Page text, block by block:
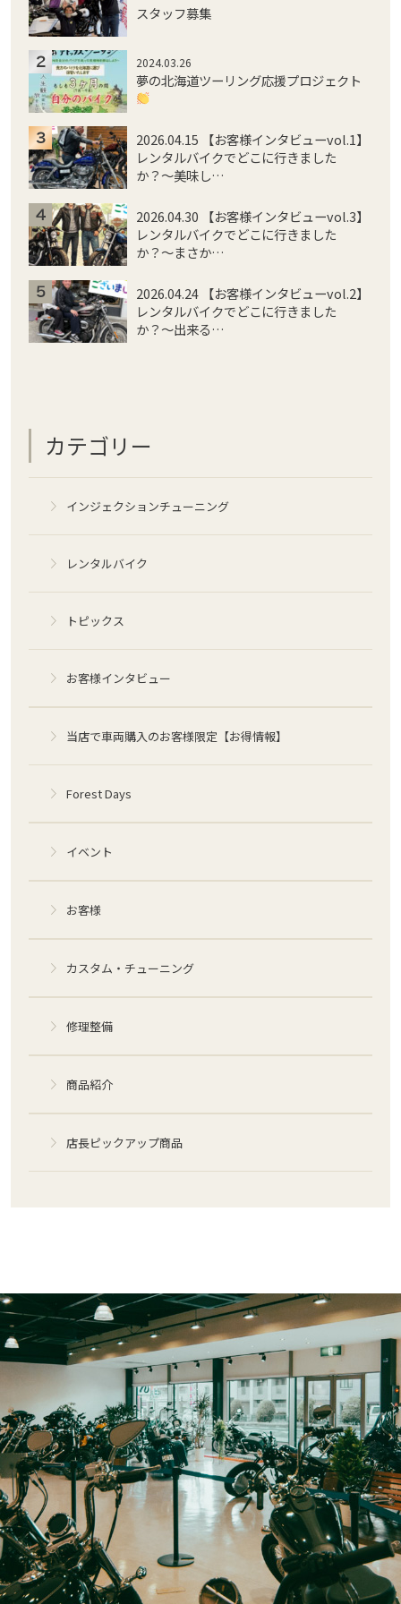
スタッフ募集
2024.03.26
夢の北海道ツーリング応援プロジェクト
2026.04.15 【お客様インタビューvol.1】
レンタルバイクでどこに行きました
か？〜美味し…
2026.04.30 【お客様インタビューvol.3】
レンタルバイクでどこに行きました
か？〜まさか…
2026.04.24 【お客様インタビューvol.2】
レンタルバイクでどこに行きました
か？〜出来る…
カテゴリー
インジェクションチューニング
レンタルバイク
トピックス
お客様インタビュー
当店で車両購入のお客様限定【お得情報】
Forest Days
イベント
お客様
カスタム・チューニング
修理整備
商品紹介
店長ピックアップ商品